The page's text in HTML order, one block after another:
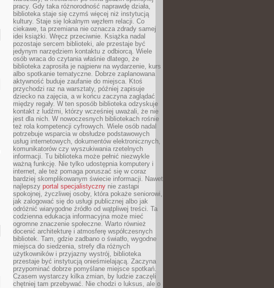
pracy. Gdy taka różnorodność naprawdę działa,
biblioteka staje się czymś więcej niż instytucją
kultury. Staje się lokalnym węzłem relacji. Co
ciekawe, ta przemiana nie oznacza zdrady samej
idei książki. Wręcz przeciwnie. Książka nadal
pozostaje sercem biblioteki, ale przestaje być
jedynym narzędziem kontaktu z odbiorcą. Wiele
osób wraca do czytania właśnie dlatego, że
biblioteka zaprosiła je najpierw na wydarzenie, kurs
albo spotkanie tematyczne. Dobrze zaplanowana
aktywność buduje zaufanie do miejsca. Ktoś
przychodzi raz na warsztaty, później zapisuje
dziecko na zajęcia, a w końcu zaczyna zaglądać
między regały. W ten sposób biblioteka odzyskuje
kontakt z ludźmi, którzy wcześniej uważali, że nie
jest dla nich. W nowoczesnych bibliotekach rośnie
też rola kompetencji cyfrowych. Wiele osób nadal
potrzebuje wsparcia w obsłudze podstawowych
usług internetowych, dokumentów elektronicznych,
komunikatorów czy wyszukiwania rzetelnych
informacji. Tu biblioteka może pełnić niezwykle
ważną funkcję. Nie tylko udostępnia komputery i
internet, ale też pomaga poruszać się w coraz
bardziej skomplikowanym świecie informacji. Nawet
najlepszy portal specjalistyczny nie zastąpi
spokojnej, życzliwej osoby, która pokaże seniorowi,
jak zalogować się do usługi publicznej albo jak
odróżnić wiarygodne źródło od wątpliwej treści. Ta
codzienna edukacja informacyjna może mieć
ogromne znaczenie społeczne. Warto również
docenić architekturę i atmosferę współczesnych
bibliotek. Tam, gdzie zadbano o światło, wygodne
miejsca do siedzenia, strefy dla różnych
użytkowników i przyjazny wystrój, biblioteka
przestaje być instytucją onieśmielającą. Zaczyna
przypominać dobrze pomyślane miejsce spotkań.
Czasem wystarczy kilka zmian, by ludzie zaczęli
chętniej tam przebywać. Nie chodzi o luksus, ale o